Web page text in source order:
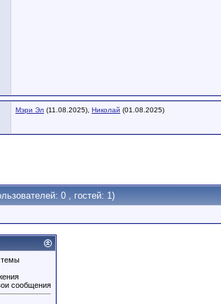
Мэри Эл (11.08.2025), Николай (01.08.2025)
0 , гостей: 1)
темы
сообщения